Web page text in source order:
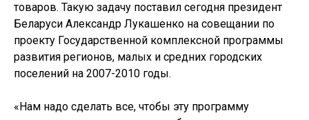
товаров. Такую задачу поставил сегодня президент
Беларуси Александр Лукашенко на совещании по
проекту Государственной комплексной программы
развития регионов, малых и средних городских
поселений на 2007-2010 годы.
«Нам надо сделать все, чтобы эту программу